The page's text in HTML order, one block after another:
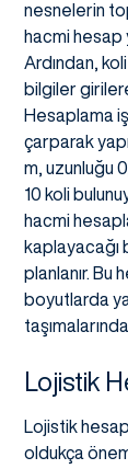
nesnelerin
hacmi hesap
Ardından,
bilgiler
Hesaplama
çarparak
m, uzunluğu
10 koli
hacmi
kaplayacağı
planlanır. Bu
boyutlarda
Lojistik
Lojistik
oldukça